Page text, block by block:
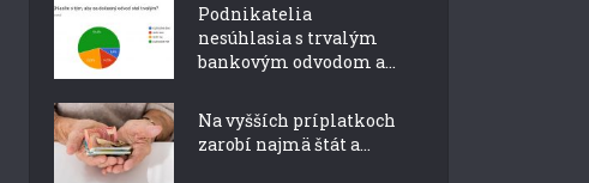
Podnikatelia
nesúhlasia s trvalým
bankovým odvodom a...
Na vyšších príplatkoch
zarobí najmä štát a...